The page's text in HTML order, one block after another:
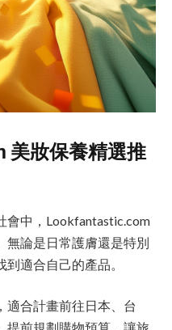
妝保養精選推
會中，Lookfantastic.com
無論是日常護膚還是特別
適合自己的產品。
適合計畫前往日本、台